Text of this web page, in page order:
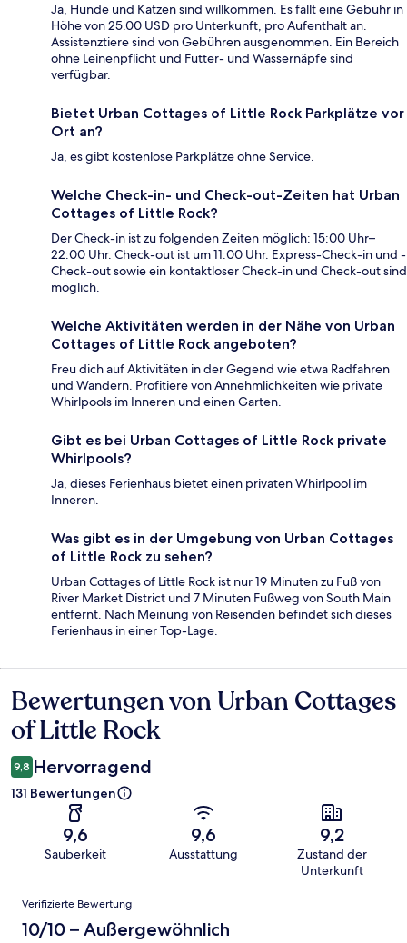
Ja, Hunde und Katzen sind willkommen. Es fällt eine Gebühr in
Höhe von 25.00 USD pro Unterkunft, pro Aufenthalt an.
Assistenztiere sind von Gebühren ausgenommen. Ein Bereich
ohne Leinenpflicht und Futter- und Wassernäpfe sind
verfügbar.
Bietet Urban Cottages of Little Rock Parkplätze vor
Ort an?
Ja, es gibt kostenlose Parkplätze ohne Service.
Welche Check-in- und Check-out-Zeiten hat Urban
Cottages of Little Rock?
Der Check-in ist zu folgenden Zeiten möglich: 15:00 Uhr–
22:00 Uhr. Check-out ist um 11:00 Uhr. Express-Check-in und -
Check-out sowie ein kontaktloser Check-in und Check-out sind
möglich.
Welche Aktivitäten werden in der Nähe von Urban
Cottages of Little Rock angeboten?
Freu dich auf Aktivitäten in der Gegend wie etwa Radfahren
und Wandern. Profitiere von Annehmlichkeiten wie private
Whirlpools im Inneren und einen Garten.
Gibt es bei Urban Cottages of Little Rock private
Whirlpools?
Ja, dieses Ferienhaus bietet einen privaten Whirlpool im
Inneren.
Was gibt es in der Umgebung von Urban Cottages
of Little Rock zu sehen?
Urban Cottages of Little Rock ist nur 19 Minuten zu Fuß von
River Market District und 7 Minuten Fußweg von South Main
entfernt. Nach Meinung von Reisenden befindet sich dieses
Ferienhaus in einer Top-Lage.
Bewertungen
Bewertungen von Urban Cottages
of Little Rock
9,8 Hervorragend
131 Bewertungen
9,6
Sauberkeit
9,6
Ausstattung
9,2
Zustand der
Unterkunft
Bewertungen
Verifizierte Bewertung
10/10 – Außergewöhnlich